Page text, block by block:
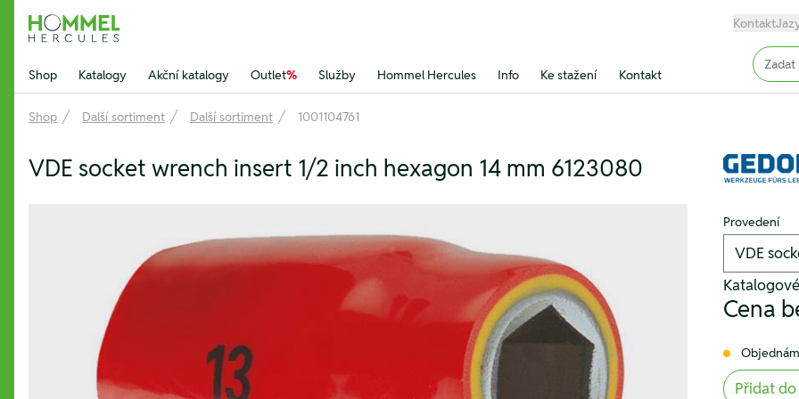
Hommel Hercules
Kontakt
Shop Katalogy Akční katalogy Outlet% Služby Hommel Hercules Info Ke stažení Kontakt
Input
Shop Další sortiment Další sortiment 1001104761
VDE socket wrench insert 1/2 inch hexagon 14 mm 6123080
Provedení
Cena
Přidat